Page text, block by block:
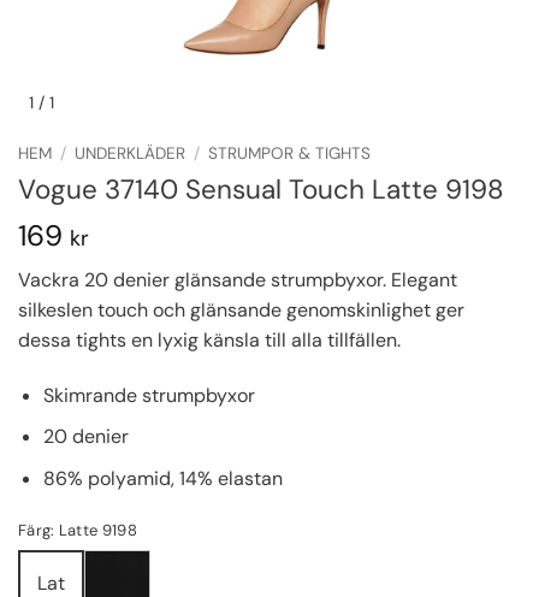
1 / 1
HEM / UNDERKLÄDER / STRUMPOR & TIGHTS
Vogue 37140 Sensual Touch Latte 9198
169 kr
Vackra 20 denier glänsande strumpbyxor. Elegant
silkeslen touch och glänsande genomskinlighet ger
dessa tights en lyxig känsla till alla tillfällen.
Skimrande strumpbyxor
20 denier
86% polyamid, 14% elastan
Färg: Latte 9198
Lat